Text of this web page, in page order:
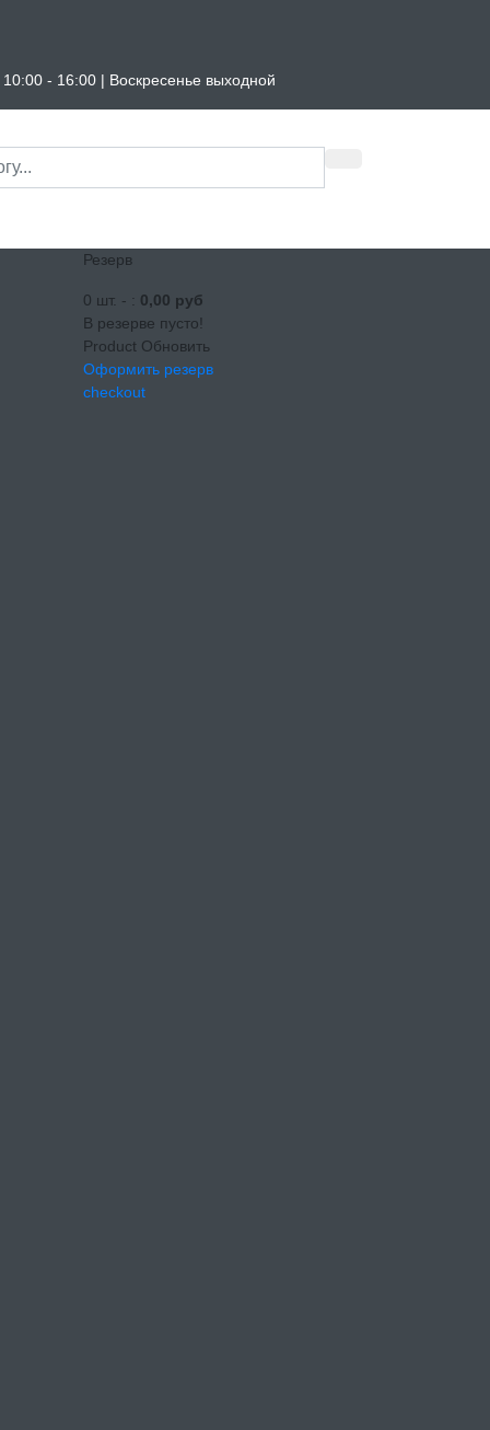
- 16:00 | Воскресенье выходной
Резерв
0 шт. - : 0,00 руб
В резерве пусто!
Product Обновить
Оформить резерв
checkout